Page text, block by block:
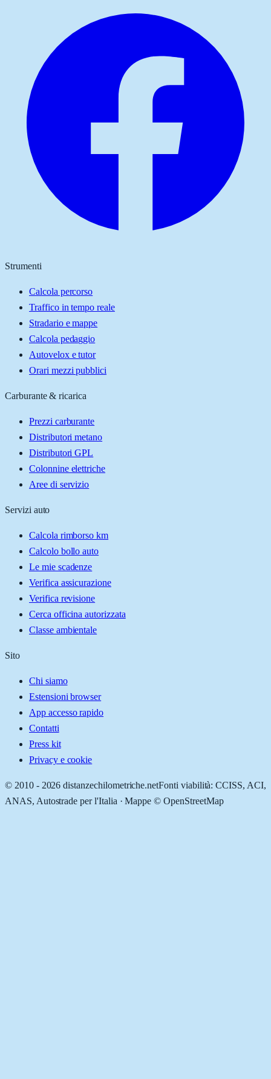
Strumenti
Calcola percorso
Traffico in tempo reale
Stradario e mappe
Calcola pedaggio
Autovelox e tutor
Orari mezzi pubblici
Carburante & ricarica
Prezzi carburante
Distributori metano
Distributori GPL
Colonnine elettriche
Aree di servizio
Servizi auto
Calcola rimborso km
Calcolo bollo auto
Le mie scadenze
Verifica assicurazione
Verifica revisione
Cerca officina autorizzata
Classe ambientale
Sito
Chi siamo
Estensioni browser
App accesso rapido
Contatti
Press kit
Privacy e cookie
© 2010 - 2026 distanzechilometriche.netFonti viabilità: CCISS, ACI,
ANAS, Autostrade per l'Italia · Mappe © OpenStreetMap